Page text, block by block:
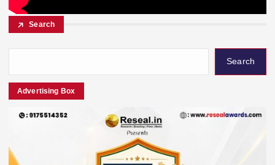
Search
Search
Advertising Box